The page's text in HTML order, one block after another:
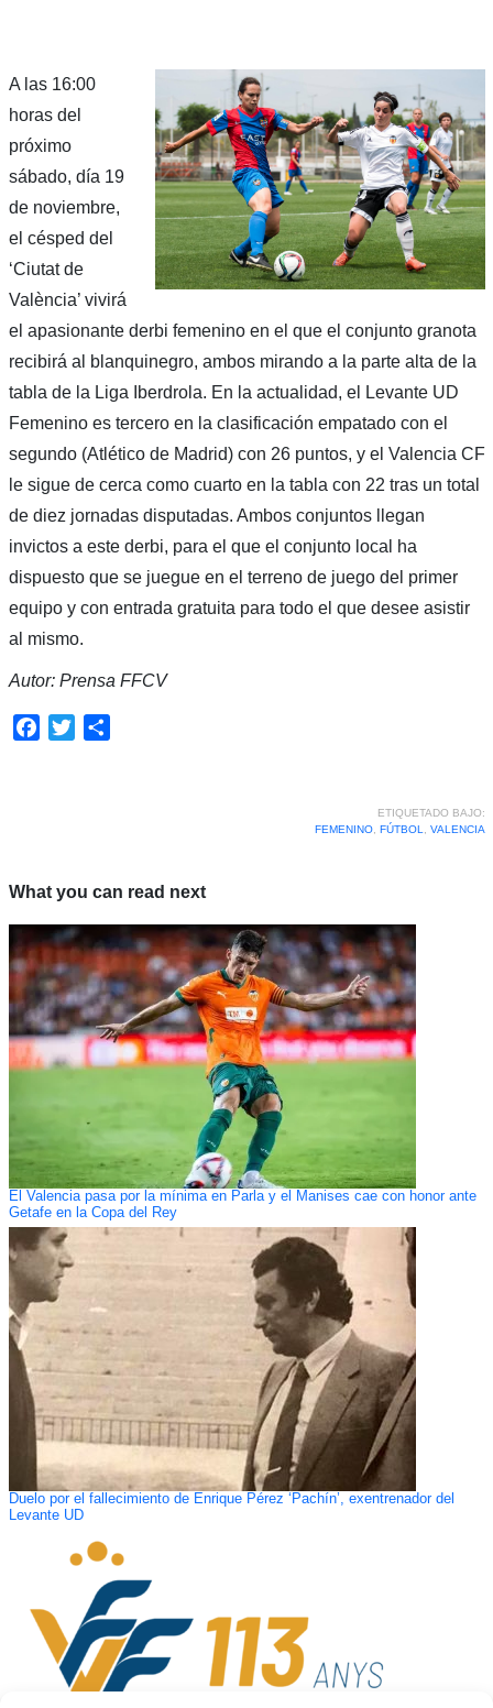
A las 16:00
horas del
próximo
sábado, día 19
de noviembre,
el césped del
‘Ciutat de
València’ vivirá
el apasionante derbi femenino en el que el conjunto granota
recibirá al blanquinegro, ambos mirando a la parte alta de la
tabla de la Liga Iberdrola. En la actualidad, el Levante UD
Femenino es tercero en la clasificación empatado con el
segundo (Atlético de Madrid) con 26 puntos, y el Valencia CF
le sigue de cerca como cuarto en la tabla con 22 tras un total
de diez jornadas disputadas. Ambos conjuntos llegan
invictos a este derbi, para el que el conjunto local ha
dispuesto que se juegue en el terreno de juego del primer
equipo y con entrada gratuita para todo el que desee asistir
al mismo.
Autor: Prensa FFCV
Facebook
Twitter
ETIQUETADO BAJO:
FEMENINO, FÚTBOL VALENCIA
What you can read next
El Valencia pasa por la mínima en Parla y el Manises cae con honor ante
Getafe en la Copa del Rey
Duelo por el fallecimiento de Enrique Pérez ‘Pachín’, exentrenador del
Levante UD